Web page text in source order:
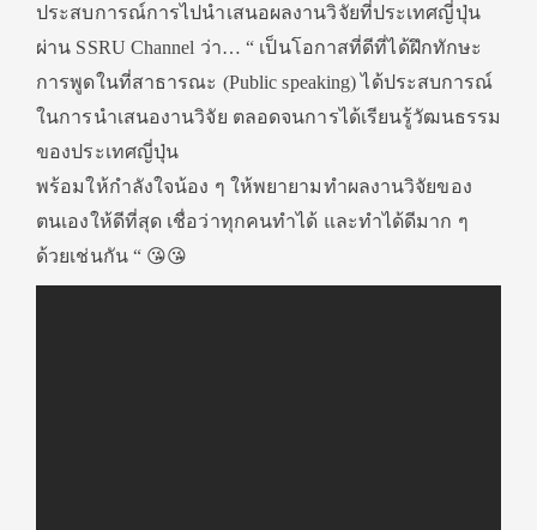
ประสบการณ์การไปนำเสนอผลงานวิจัยที่ประเทศญี่ปุ่น
ผ่าน SSRU Channel ว่า… “ เป็นโอกาสที่ดีที่ได้ฝึกทักษะ
การพูดในที่สาธารณะ (Public speaking) ได้ประสบการณ์
ในการนำเสนองานวิจัย ตลอดจนการได้เรียนรู้วัฒนธรรม
ของประเทศญี่ปุ่น
พร้อมให้กำลังใจน้อง ๆ ให้พยายามทำผลงานวิจัยของ
ตนเองให้ดีที่สุด เชื่อว่าทุกคนทำได้ และทำได้ดีมาก ๆ
ด้วยเช่นกัน “ 😘😘